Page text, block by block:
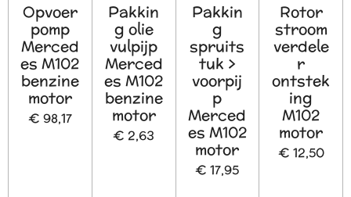
Opvoer
pomp
Merced
es M102
benzine
motor
€ 98,17
Pakkin
g olie
vulpijp
Merced
es M102
benzine
motor
€ 2,63
Pakkin
g
spruits
tuk >
voorpij
p
Merced
es M102
motor
€ 17,95
Rotor
stroom
verdele
r
ontstek
ing
M102
motor
€ 12,50